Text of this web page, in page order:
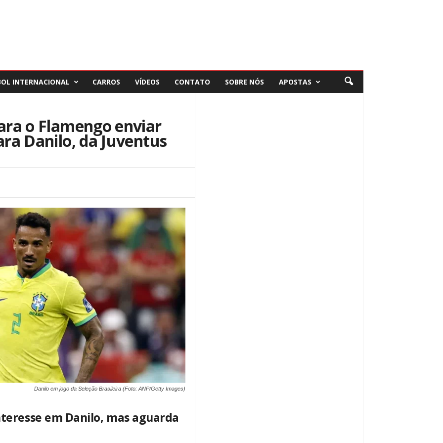
INTERNACIONAL CARROS VÍDEOS CONTATO SOBRE NÓS APOSTAS
o Flamengo enviar
Danilo, da Juventus
Danilo em jogo da Seleção Brasileira (Foto: ANP/Getty Images)
em Danilo, mas aguarda